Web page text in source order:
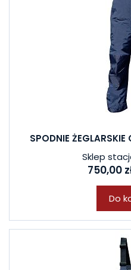
SPODNIE
Sklep
750,00
Do